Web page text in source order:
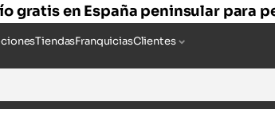
gratis en España peninsular para
TiendasFranquiciasClientes